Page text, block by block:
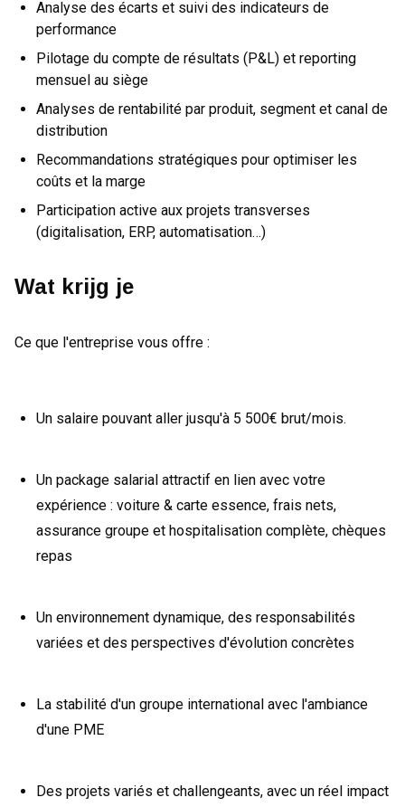
Analyse des écarts et suivi des indicateurs de
performance
Pilotage du compte de résultats (P&L) et reporting
mensuel au siège
Analyses de rentabilité par produit, segment et canal de
distribution
Recommandations stratégiques pour optimiser les
coûts et la marge
Participation active aux projets transverses
(digitalisation, ERP, automatisation…)
Wat krijg je
Ce que l'entreprise vous offre :
Un salaire pouvant aller jusqu'à 5 500€ brut/mois.
Un package salarial attractif en lien avec votre
expérience : voiture & carte essence, frais nets,
assurance groupe et hospitalisation complète, chèques
repas
Un environnement dynamique, des responsabilités
variées et des perspectives d'évolution concrètes
La stabilité d'un groupe international avec l'ambiance
d'une PME
Des projets variés et challengeants, avec un réel impact